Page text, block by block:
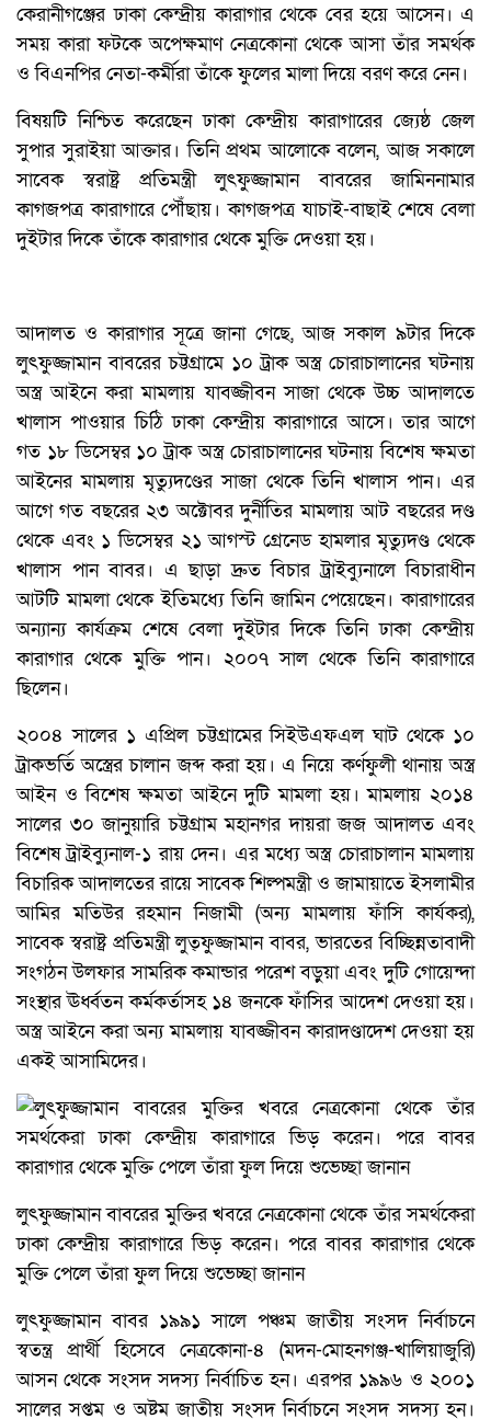
কেরানীগঞ্জের ঢাকা কেন্দ্রীয় কারাগার থেকে বের হয়ে আসেন। এ
সময় কারা ফটকে অপেক্ষমাণ নেত্রকোনা থেকে আসা তাঁর সমর্থক
ও বিএনপির নেতা-কর্মীরা তাঁকে ফুলের মালা দিয়ে বরণ করে নেন।
বিষয়টি নিশ্চিত করেছেন ঢাকা কেন্দ্রীয় কারাগারের জ্যেষ্ঠ জেল
সুপার সুরাইয়া আক্তার। তিনি প্রথম আলোকে বলেন, আজ সকালে
সাবেক স্বরাষ্ট্র প্রতিমন্ত্রী লুৎফুজ্জামান বাবরের জামিননামার
কাগজপত্র কারাগারে পৌঁছায়। কাগজপত্র যাচাই-বাছাই শেষে বেলা
দুইটার দিকে তাঁকে কারাগার থেকে মুক্তি দেওয়া হয়।
আদালত ও কারাগার সূত্রে জানা গেছে, আজ সকাল ৯টার দিকে
লুৎফুজ্জামান বাবরের চট্টগ্রামে ১০ ট্রাক অস্ত্র চোরাচালানের ঘটনায়
অস্ত্র আইনে করা মামলায় যাবজ্জীবন সাজা থেকে উচ্চ আদালতে
খালাস পাওয়ার চিঠি ঢাকা কেন্দ্রীয় কারাগারে আসে। তার আগে
গত ১৮ ডিসেম্বর ১০ ট্রাক অস্ত্র চোরাচালানের ঘটনায় বিশেষ ক্ষমতা
আইনের মামলায় মৃত্যুদণ্ডের সাজা থেকে তিনি খালাস পান। এর
আগে গত বছরের ২৩ অক্টোবর দুর্নীতির মামলায় আট বছরের দণ্ড
থেকে এবং ১ ডিসেম্বর ২১ আগস্ট গ্রেনেড হামলার মৃত্যুদণ্ড থেকে
খালাস পান বাবর। এ ছাড়া দ্রুত বিচার ট্রাইব্যুনালে বিচারাধীন
আটটি মামলা থেকে ইতিমধ্যে তিনি জামিন পেয়েছেন। কারাগারের
অন্যান্য কার্যক্রম শেষে বেলা দুইটার দিকে তিনি ঢাকা কেন্দ্রীয়
কারাগার থেকে মুক্তি পান। ২০০৭ সাল থেকে তিনি কারাগারে
ছিলেন।
২০০৪ সালের ১ এপ্রিল চট্টগ্রামের সিইউএফএল ঘাট থেকে ১০
ট্রাকভর্তি অস্ত্রের চালান জব্দ করা হয়। এ নিয়ে কর্ণফুলী থানায় অস্ত্র
আইন ও বিশেষ ক্ষমতা আইনে দুটি মামলা হয়। মামলায় ২০১৪
সালের ৩০ জানুয়ারি চট্টগ্রাম মহানগর দায়রা জজ আদালত এবং
বিশেষ ট্রাইব্যুনাল-১ রায় দেন। এর মধ্যে অস্ত্র চোরাচালান মামলায়
বিচারিক আদালতের রায়ে সাবেক শিল্পমন্ত্রী ও জামায়াতে ইসলামীর
আমির মতিউর রহমান নিজামী (অন্য মামলায় ফাঁসি কার্যকর),
সাবেক স্বরাষ্ট্র প্রতিমন্ত্রী লুত্ফুজ্জামান বাবর, ভারতের বিচ্ছিন্নতাবাদী
সংগঠন উলফার সামরিক কমান্ডার পরেশ বড়ুয়া এবং দুটি গোয়েন্দা
সংস্থার ঊর্ধ্বতন কর্মকর্তাসহ ১৪ জনকে ফাঁসির আদেশ দেওয়া হয়।
অস্ত্র আইনে করা অন্য মামলায় যাবজ্জীবন কারাদণ্ডাদেশ দেওয়া হয়
একই আসামিদের।
লুৎফুজ্জামান বাবরের মুক্তির খবরে নেত্রকোনা থেকে তাঁর সমর্থকেরা
ঢাকা কেন্দ্রীয় কারাগারে ভিড় করেন। পরে বাবর কারাগার থেকে
মুক্তি পেলে তাঁরা ফুল দিয়ে শুভেচ্ছা জানান
লুৎফুজ্জামান বাবর ১৯৯১ সালে পঞ্চম জাতীয় সংসদ নির্বাচনে
স্বতন্ত্র প্রার্থী হিসেবে নেত্রকোনা-৪ (মদন-মোহনগঞ্জ-খালিয়াজুরি)
আসন থেকে সংসদ সদস্য নির্বাচিত হন। এরপর ১৯৯৬ ও ২০০১
সালের সপ্তম ও অষ্টম জাতীয় সংসদ নির্বাচনে সংসদ সদস্য হন।